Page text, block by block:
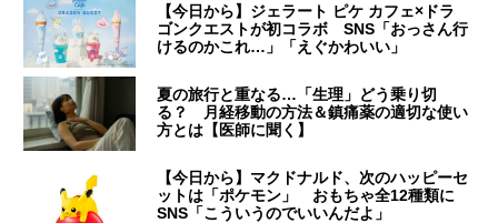
【今日から】ジェラート ピケ カフェ×ドラ
ゴンクエストが初コラボ SNS「おっさん行
けるのかこれ…」「えぐかわいい」
夏の旅行と重なる…「生理」どう乗り切
る？ 月経移動の方法＆鎮痛薬の適切な使い
方とは【医師に聞く】
【今日から】マクドナルド、次のハッピーセ
ットは「ポケモン」 おもちゃ全12種類に
SNS「こういうのでいいんだよ」